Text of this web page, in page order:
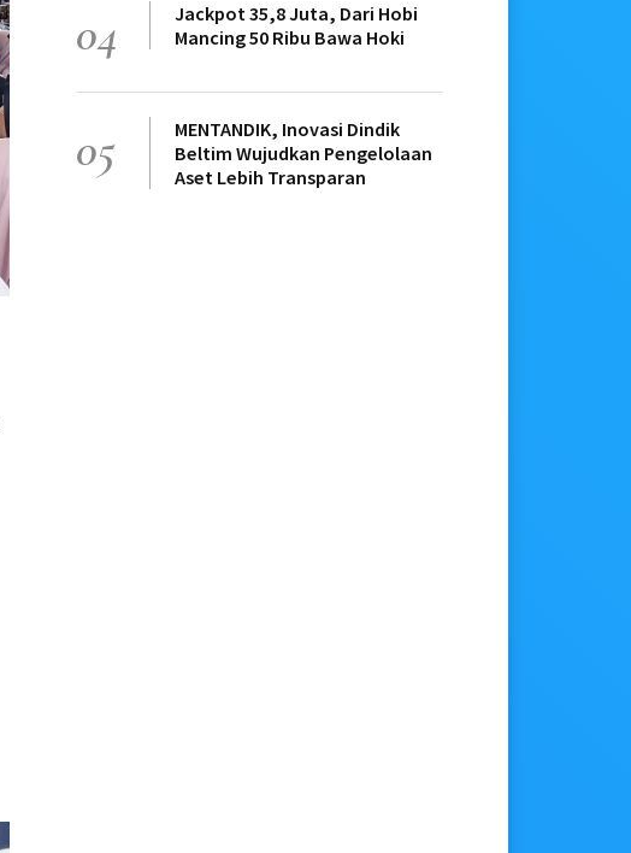
04
Jackpot 35,8 Juta, Dari Hobi
Mancing 50 Ribu Bawa Hoki
05
MENTANDIK, Inovasi Dindik
Beltim Wujudkan Pengelolaan
Aset Lebih Transparan